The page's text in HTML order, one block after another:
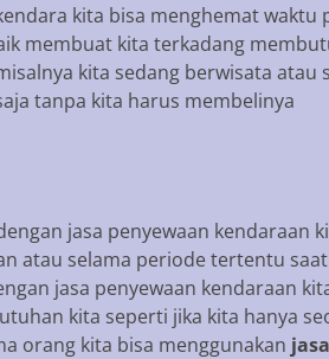
kita bisa menghemat waktu
membuat kita terkadang
kita sedang berwisata atau
tanpa kita harus membelinya
jasa penyewaan kendaraan
atau selama periode tertentu
jasa penyewaan kendaraan
kita seperti jika kita hanya
orang kita bisa menggunakan